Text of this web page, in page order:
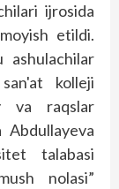
ijrosida
etildi.
ashulachilar
kolleji
va raqslar
Abdullayeva
talabasi
nolasi”